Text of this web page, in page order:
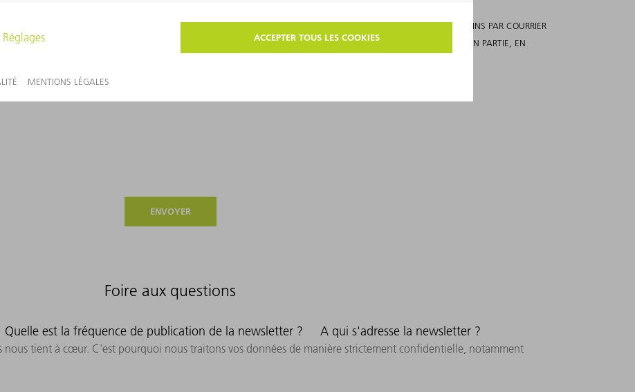
FOURNIES À DES FINS D'ÉTUDES DE MARCHÉ, DE PUBLICITÉ ET D'ANALYSE ET ME CONTACTE À CES MÊMES FINS PAR COURRIER
OFFRES ET SERVICES COURANTS. JE PEUX RÉVOQUER CE CONSENTEMENT À TOUT MOMENT, EN TOUT OU EN PARTIE, EN
DES DONNÉES DE TRUMPF DANS NOTRE
ENVOYER
Foire aux questions
nous tient à cœur. C'est pourquoi nous traitons vos données de manière strictement confidentielle, notamment
Quelle est la fréquence de publication de la newsletter ? A qui s'adresse la newsletter ?